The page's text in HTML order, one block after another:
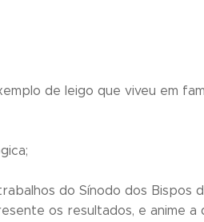
de leigo que viveu em
do Sínodo dos Bispos
os resultados, e anime a